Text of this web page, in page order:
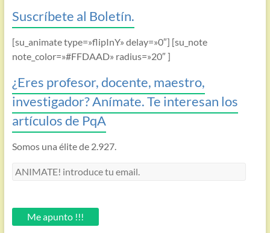
Suscríbete al Boletín.
[su_animate type=»flipInY» delay=»0″] [su_note
note_color=»#FFDAAD» radius=»20″ ]
¿Eres profesor, docente, maestro,
investigador? Anímate. Te interesan los
artículos de PqA
Somos una élite de 2.927.
ANIMATE!
email.Me apunto !!!